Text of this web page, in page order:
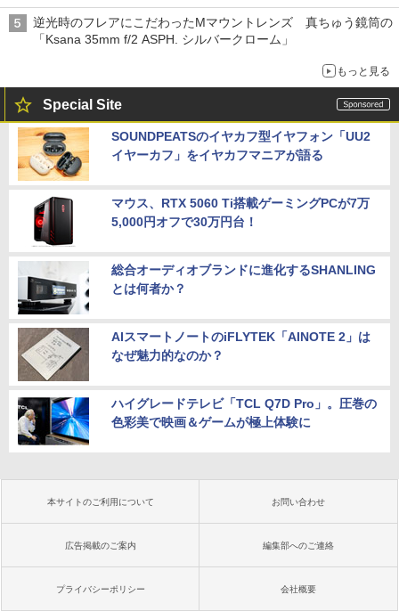
逆光時のフレアにこだわったMマウントレンズ 真ちゅう鏡筒の
「Ksana 35mm f/2 ASPH. シルバークローム」
もっと見る
Special Site
SOUNDPEATSのイヤカフ型イヤフォン「UU2
イヤーカフ」をイヤカフマニアが語る
マウス、RTX 5060 Ti搭載ゲーミングPCが7万
5,000円オフで30万円台！
総合オーディオブランドに進化するSHANLING
とは何者か？
AIスマートノートのiFLYTEK「AINOTE 2」は
なぜ魅力的なのか？
ハイグレードテレビ「TCL Q7D Pro」。圧巻の
色彩美で映画＆ゲームが極上体験に
本サイトのご利用について お問い合わせ
広告掲載のご案内 編集部へのご連絡
プライバシーポリシー 会社概要